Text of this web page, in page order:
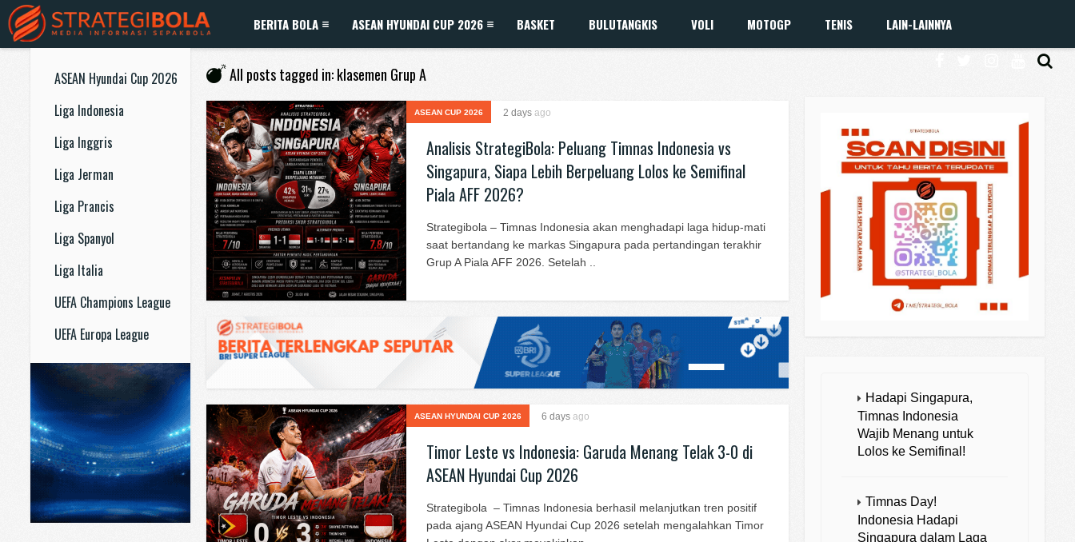
BERITA BOLA ASEAN HYUNDAI CUP 2026 BASKET BULUTANGKIS VOLI MOTOGP TENIS LAIN-LAINNYA
ASEAN Hyundai Cup 2026
Liga Indonesia
Liga Inggris
Liga Jerman
Liga Prancis
Liga Spanyol
Liga Italia
UEFA Champions League
UEFA Europa League
All posts tagged in: klasemen Grup A
ASEAN CUP 2026 2 days ago
Analisis StrategiBola: Peluang Timnas Indonesia vs
Singapura, Siapa Lebih Berpeluang Lolos ke Semifinal
Piala AFF 2026?
Strategibola – Timnas Indonesia akan menghadapi laga hidup-mati
saat bertandang ke markas Singapura pada pertandingan terakhir
Grup A Piala AFF 2026. Setelah ..
ASEAN HYUNDAI CUP 2026 6 days ago
Timor Leste vs Indonesia: Garuda Menang Telak 3-0 di
ASEAN Hyundai Cup 2026
Strategibola – Timnas Indonesia berhasil melanjutkan tren positif
pada ajang ASEAN Hyundai Cup 2026 setelah mengalahkan Timor
Hadapi Singapura,
Timnas Indonesia
Wajib Menang untuk
Lolos ke Semifinal!
Timnas Day!
Indonesia Hadapi
Singapura dalam Laga